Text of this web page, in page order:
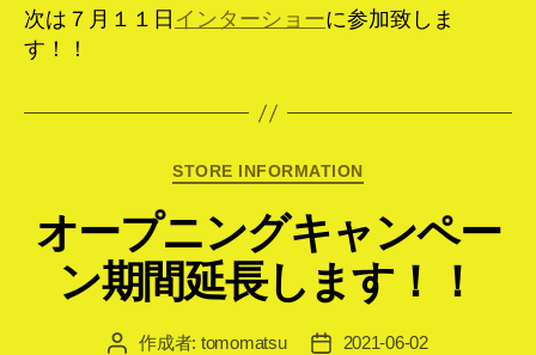
次は７月１１日 インターショーに参加致しま
す！！
カ
ゴ
リ
ー
STORE INFORMATION
オープニングキャンペー
ン期間延長します！！
投 作成者: tomomatsu
投
2021-06-02